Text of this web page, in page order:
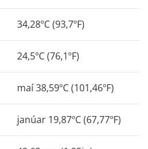
34,28ºC (93,7ºF)
24,5ºC (76,1ºF)
maí 38,59ºC (101,46ºF)
janúar 19,87ºC (67,77ºF)